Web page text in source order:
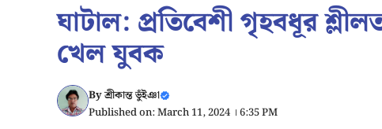
ঘাটাল: প্রতিবেশী গৃহবধূর
খেল যুবক
Byশ্রীকান্ত ভুঁইঞা
Published on: March 11, 2024 । 6:35 PM